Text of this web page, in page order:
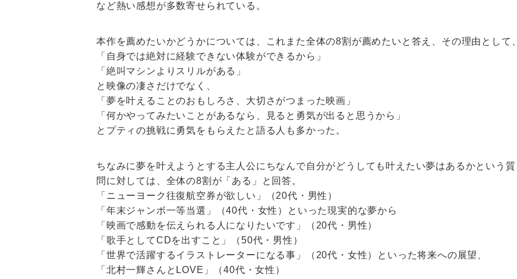
など熱い感想が多数寄せられている。
本作を薦めたいかどうかについては、これまた全体の8割が薦めたいと答え、その理由として、
「自身では絶対に経験できない体験ができるから」
「絶叫マシンよりスリルがある」
と映像の凄さだけでなく、
「夢を叶えることのおもしろさ、大切さがつまった映画」
「何かやってみたいことがあるなら、見ると勇気が出ると思うから」
とプティの挑戦に勇気をもらえたと語る人も多かった。
ちなみに夢を叶えようとする主人公にちなんで自分がどうしても叶えたい夢はあるかという質
問に対しては、全体の8割が「ある」と回答。
「ニューヨーク往復航空券が欲しい」（20代・男性）
「年末ジャンボ一等当選」（40代・女性）といった現実的な夢から
「映画で感動を伝えられる人になりたいです」（20代・男性）
「歌手としてCDを出すこと」（50代・男性）
「世界で活躍するイラストレーターになる事」（20代・女性）といった将来への展望、
「北村一輝さんとLOVE」（40代・女性）